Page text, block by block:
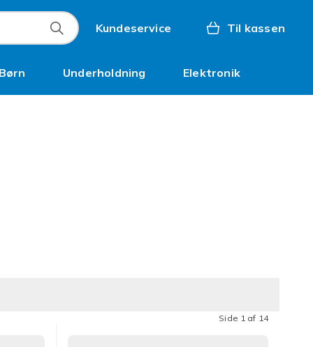
Kundeservice Til kassen
Børn Underholdning Elektronik
Side 1 af 14